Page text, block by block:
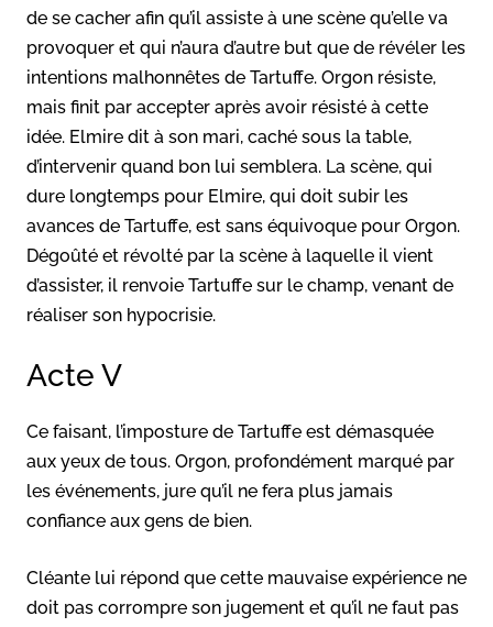
de se cacher afin qu’il assiste à une scène qu’elle va
provoquer et qui n’aura d’autre but que de révéler les
intentions malhonnêtes de Tartuffe. Orgon résiste,
mais finit par accepter après avoir résisté à cette
idée. Elmire dit à son mari, caché sous la table,
d’intervenir quand bon lui semblera. La scène, qui
dure longtemps pour Elmire, qui doit subir les
avances de Tartuffe, est sans équivoque pour Orgon.
Dégoûté et révolté par la scène à laquelle il vient
d’assister, il renvoie Tartuffe sur le champ, venant de
réaliser son hypocrisie.
Acte V
Ce faisant, l’imposture de Tartuffe est démasquée
aux yeux de tous. Orgon, profondément marqué par
les événements, jure qu’il ne fera plus jamais
confiance aux gens de bien.
Cléante lui répond que cette mauvaise expérience ne
doit pas corrompre son jugement et qu’il ne faut pas